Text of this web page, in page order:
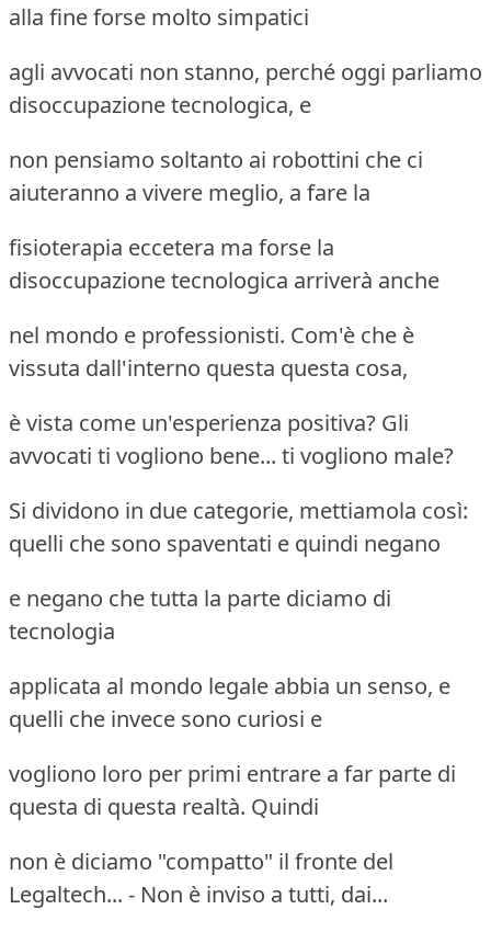
alla fine forse molto simpatici
agli avvocati non stanno, perché oggi parliamo
disoccupazione tecnologica, e
non pensiamo soltanto ai robottini che ci
aiuteranno a vivere meglio, a fare la
fisioterapia eccetera ma forse la
disoccupazione tecnologica arriverà anche
nel mondo e professionisti. Com'è che è
vissuta dall'interno questa questa cosa,
è vista come un'esperienza positiva? Gli
avvocati ti vogliono bene... ti vogliono male?
Si dividono in due categorie, mettiamola così:
quelli che sono spaventati e quindi negano
e negano che tutta la parte diciamo di
tecnologia
applicata al mondo legale abbia un senso, e
quelli che invece sono curiosi e
vogliono loro per primi entrare a far parte di
questa di questa realtà. Quindi
non è diciamo "compatto" il fronte del
Legaltech... - Non è inviso a tutti, dai...